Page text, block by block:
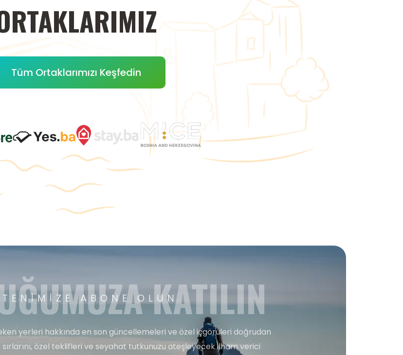
Tüm Ortaklarımızı Keşfedin
ABONE OLUNKATILIN
yerleri hakkında en son güncellemeleri ve özel içgörüleri doğrudan
özel teklifleri ve seyahat tutkunuzu ateşleyecek ilham verici